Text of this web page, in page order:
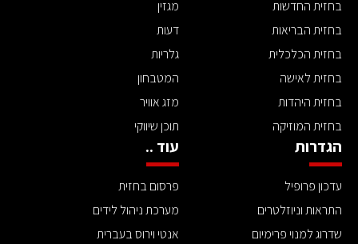
בחזית החדשות
בחזית הבריאות
בחזית הכלכלית
בחזית לאישה
בחזית היהדות
בחזית המוזיקה
מגזין
דעות
גלריות
המטבחון
מזג אוויר
תוכן שיווקי
הגדרות
עדכון פרופיל
התראות וניוזלטרים
שדרוג למנוי פרימיום
עוד ..
פרסום בחזית
מערכת ניהול לידים
אנטי וירוס בעברית